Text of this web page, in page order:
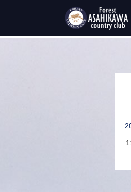
月別アーカイブ: 11